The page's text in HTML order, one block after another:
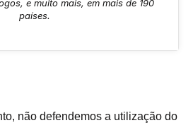
e muito mais, em mais de 190
países.
não defendemos a utilização do